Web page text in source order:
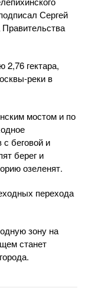
Сергей
2,76 гектара,
реки в
мостом и по
с беговой и
берег и
озеленят.
перехода
зону на
станет